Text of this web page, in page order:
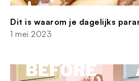
Dit is waarom je dagelijks
1 mei 2023